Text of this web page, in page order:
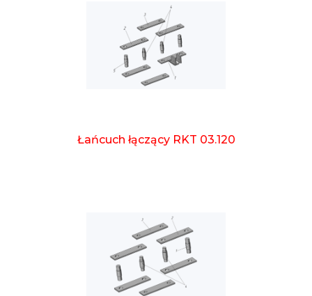
Łańcuch łączący RKT 03.120